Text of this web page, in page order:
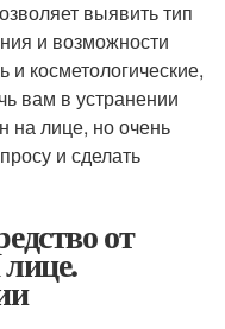
выявить тип
и возможности
косметологические,
вам в устранении
на лице, но очень
и сделать
от